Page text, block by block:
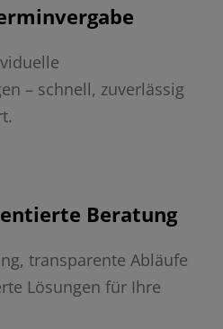
– schnell, zuverlässig
Beratung
transparente Abläufe
Lösungen für Ihre